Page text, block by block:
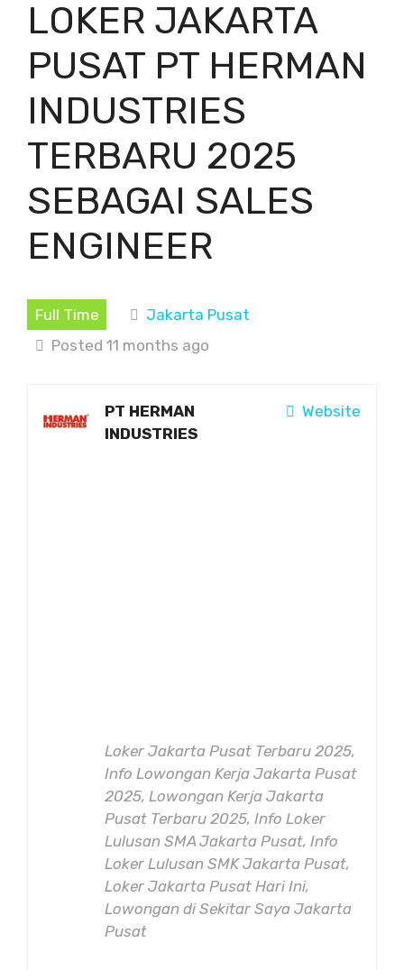
LOKER JAKARTA
PUSAT PT HERMAN
INDUSTRIES
TERBARU 2025
SEBAGAI SALES
ENGINEER
Full Time
Jakarta Pusat
Posted 11 months ago
Website
PT HERMAN
INDUSTRIES
Loker Jakarta Pusat Terbaru 2025,
Info Lowongan Kerja Jakarta Pusat
2025, Lowongan Kerja Jakarta
Pusat Terbaru 2025, Info Loker
Lulusan SMA Jakarta Pusat, Info
Loker Lulusan SMK Jakarta Pusat,
Loker Jakarta Pusat Hari Ini,
Lowongan di Sekitar Saya Jakarta
Pusat